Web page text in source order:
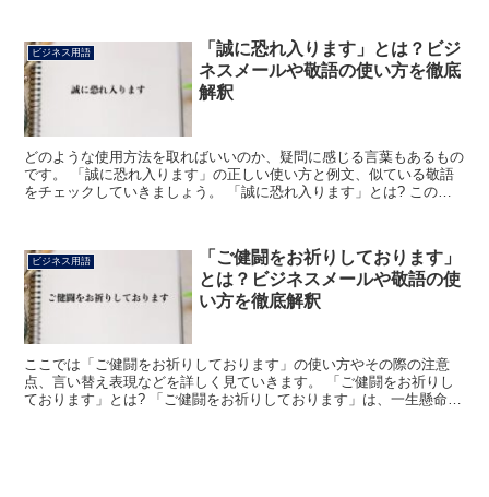
ビジネス用語
「誠に恐れ入ります」とは？ビジ
ネスメールや敬語の使い方を徹底
解釈
どのような使用方法を取ればいいのか、疑問に感じる言葉もあるもの
です。 「誠に恐れ入ります」の正しい使い方と例文、似ている敬語
をチェックしていきましょう。 「誠に恐れ入ります」とは? この場
ビジネス用語
「ご健闘をお祈りしております」
とは？ビジネスメールや敬語の使
い方を徹底解釈
ここでは「ご健闘をお祈りしております」の使い方やその際の注意
点、言い替え表現などを詳しく見ていきます。 「ご健闘をお祈りし
ております」とは? 「ご健闘をお祈りしております」は、一生懸命頑